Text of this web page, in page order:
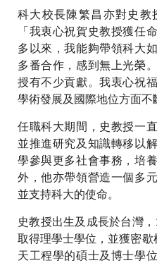
科大校長陳繁昌亦對史教
「我衷心祝賀史教授獲任
多以來，我能夠帶領科大
多番合作，感到無上光榮
授有不少貢獻。我衷心祝
學術發展及國際地位方面不
任職科大期間，史教授一
並推進研究及知識轉移以
學參與更多社會事務，培
外，他亦帶領營造一個多
並支持科大的使命。
史教授出生及成長於台灣
取得理學士學位，並獲密
天工程學的碩士及博士學